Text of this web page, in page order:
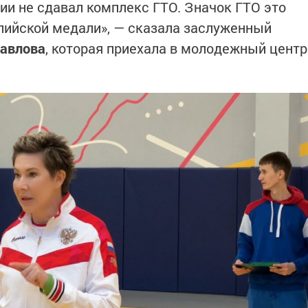
не сдавал комплекс ГТО. Значок ГТО это
медали», — сказала заслуженный
, которая приехала в молодежный центр